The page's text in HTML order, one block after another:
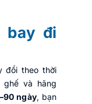
bay đi
đổi theo thời
và hãng
ngày, bạn